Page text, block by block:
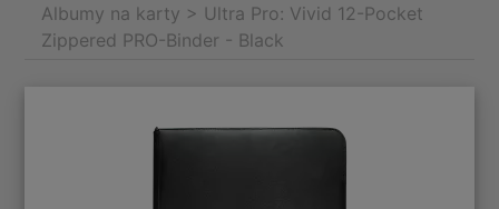
Albumy na karty > Ultra Pro: Vivid 12-Pocket
Zippered PRO-Binder - Black